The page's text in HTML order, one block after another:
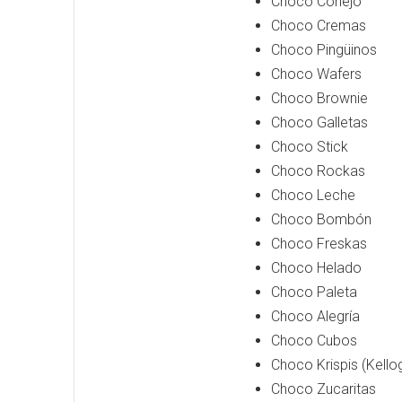
Choco Cremas
Choco Pingüinos
Choco Wafers
Choco Brownie
Choco Galletas
Choco Stick
Choco Rockas
Choco Leche
Choco Bombón
Choco Freskas
Choco Helado
Choco Paleta
Choco Alegría
Choco Cubos
Choco Krispis
Choco Zucaritas